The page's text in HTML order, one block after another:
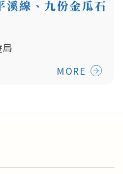
溪線、九份金瓜石
MORE